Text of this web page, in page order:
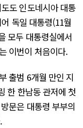
도 인도네시아 대통
독일 대통령(11월
모두 대통령실에서
이번이 처음이다.
출범 6개월 만인 지
한 한남동 관저에 첫
문은 대통령 부부의